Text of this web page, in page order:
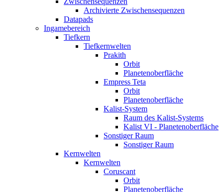
Archivierte Zwischensequenzen
Datapads
Ingamebereich
Tiefkern
Tiefkernwelten
Prakith
Orbit
Planetenoberfläche
Empress Teta
Orbit
Planetenoberfläche
Kalist-System
Raum des Kalist-Systems
Kalist VI - Planetenoberfläche
Sonstiger Raum
Sonstiger Raum
Kernwelten
Kernwelten
Coruscant
Orbit
Planetenoberfläche